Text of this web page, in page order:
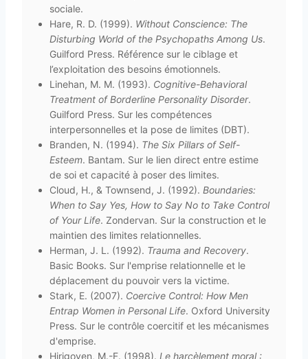
sociale.
Hare, R. D. (1999). Without Conscience: The
Disturbing World of the Psychopaths Among Us.
Guilford Press. Référence sur le ciblage et
l’exploitation des besoins émotionnels.
Linehan, M. M. (1993). Cognitive-Behavioral
Treatment of Borderline Personality Disorder.
Guilford Press. Sur les compétences
interpersonnelles et la pose de limites (DBT).
Branden, N. (1994). The Six Pillars of Self-
Esteem. Bantam. Sur le lien direct entre estime
de soi et capacité à poser des limites.
Cloud, H., & Townsend, J. (1992). Boundaries:
When to Say Yes, How to Say No to Take Control
of Your Life. Zondervan. Sur la construction et le
maintien des limites relationnelles.
Herman, J. L. (1992). Trauma and Recovery.
Basic Books. Sur l'emprise relationnelle et le
déplacement du pouvoir vers la victime.
Stark, E. (2007). Coercive Control: How Men
Entrap Women in Personal Life. Oxford University
Press. Sur le contrôle coercitif et les mécanismes
d'emprise.
Hirigoyen, M.-F. (1998). Le harcèlement moral :